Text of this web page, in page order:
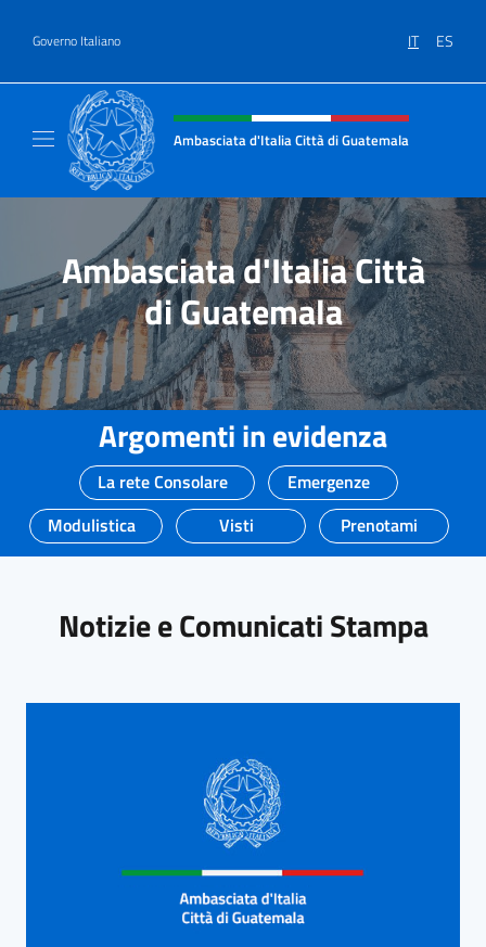
Governo Italiano IT ES
Intestazione sito, social e menù
Ambasciata d'Italia Città di Guatemala
Ambasciata d'Italia Città
di Guatemala
Argomenti in evidenza
La rete Consolare
Emergenze
Modulistica
Visti Prenotami
Notizie e Comunicati Stampa